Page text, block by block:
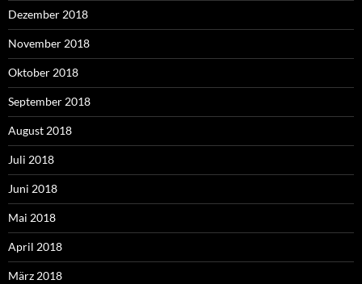
Dezember 2018
November 2018
Oktober 2018
September 2018
August 2018
Juli 2018
Juni 2018
Mai 2018
April 2018
März 2018